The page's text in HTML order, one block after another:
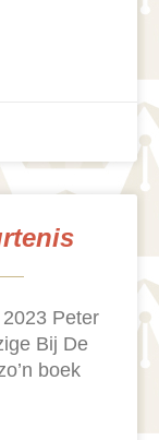
Peter
Bij De
boek